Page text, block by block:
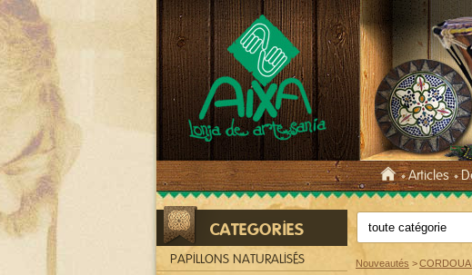
Nouveautés >
CATEGORIES
PAPILLONS NATURALISÉS
Articles